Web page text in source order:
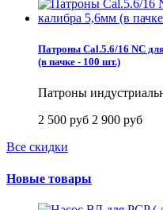
Патроны Cal.5.6/16 NC
(в пачке - 100 шт.)
Патроны
2 500 руб 2 900 руб
Все скидки
Новые товары